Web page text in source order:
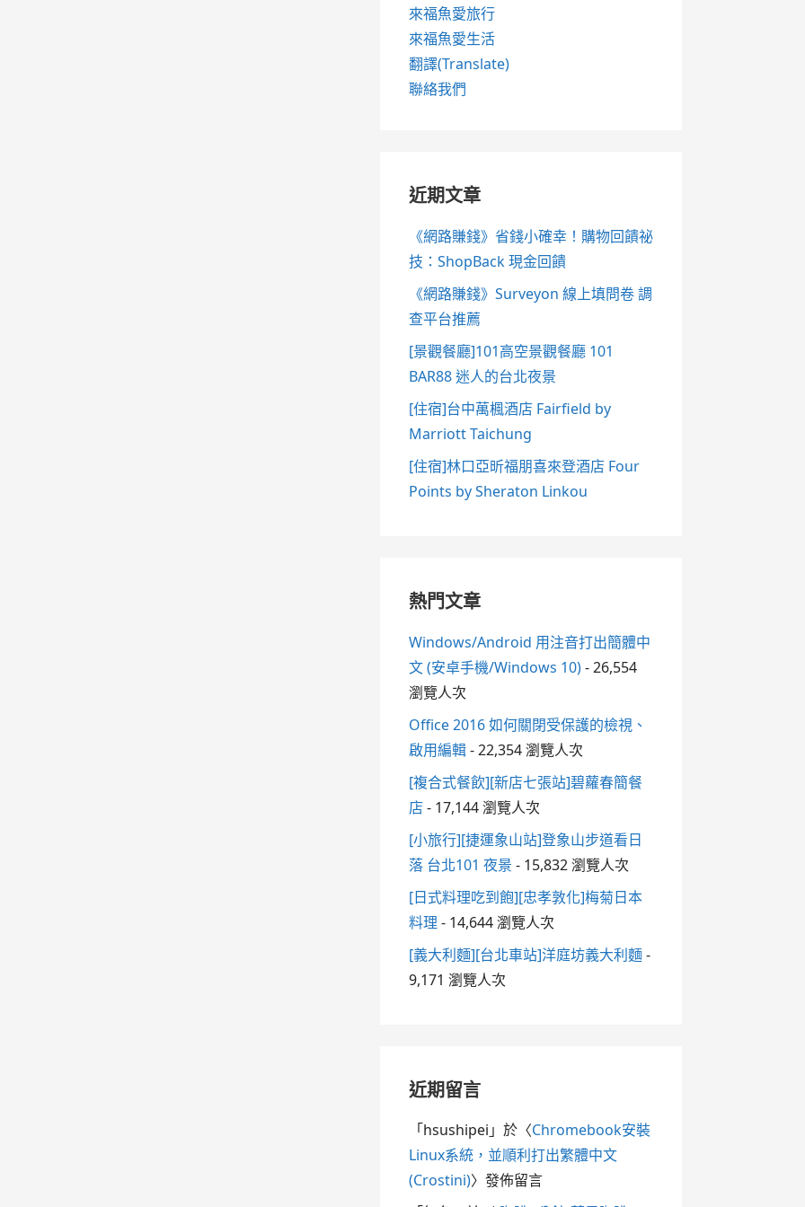
來福魚愛旅行
來福魚愛生活
翻譯(Translate)
聯絡我們
近期文章
《網路賺錢》省錢小確幸！購物回饋祕
技：ShopBack 現金回饋
《網路賺錢》Surveyon 線上填問卷 調
查平台推薦
[景觀餐廳]101高空景觀餐廳 101
BAR88 迷人的台北夜景
[住宿]台中萬楓酒店 Fairfield by
Marriott Taichung
[住宿]林口亞昕福朋喜來登酒店 Four
Points by Sheraton Linkou
熱門文章
Windows/Android 用注音打出簡體中
文 (安卓手機/Windows 10)- 26,554
瀏覽人次
Office 2016 如何關閉受保護的檢視、
啟用編輯- 22,354 瀏覽人次
[複合式餐飲][新店七張站]碧蘿春簡餐
店- 17,144 瀏覽人次
[小旅行][捷運象山站]登象山步道看日
落 台北101 夜景 - 15,832 瀏覽人次
[日式料理吃到飽][忠孝敦化]梅菊日本
料理 - 14,644 瀏覽人次
[義大利麵][台北車站]洋庭坊義大利麵-
9,171 瀏覽人次
近期留言
「hsushipei 」於〈Chromebook安裝
Linux系統，並順利打出繁體中文
(Crostini)〉發佈留言